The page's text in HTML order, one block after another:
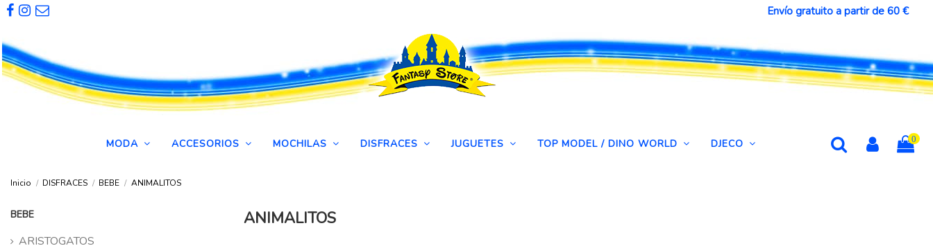
Envío gratuito a partir de 60 €
MODA ACCESORIOS MOCHILAS DISFRACES JUGUETES TOP MODEL / DINO WORLD DJECO 0
Inicio DISFRACES BEBE ANIMALITOS
ANIMALITOS
BEBE
ARISTOGATOS